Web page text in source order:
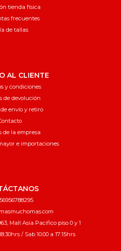
tienda física
frecuentes
de tallas
AL CLIENTE
y condiciones
de devolución
envío y retiro
de la empresa
e importaciones
Mall Asia Pacifico piso 0 y 1
/ Sab 10:00 a 17:15hrs